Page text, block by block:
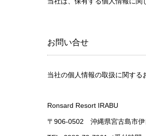
お問い合せ
当社の個人情報の取扱に関する
Ronsard Resort IRABU
〒906-0502 沖縄県宮古島市伊